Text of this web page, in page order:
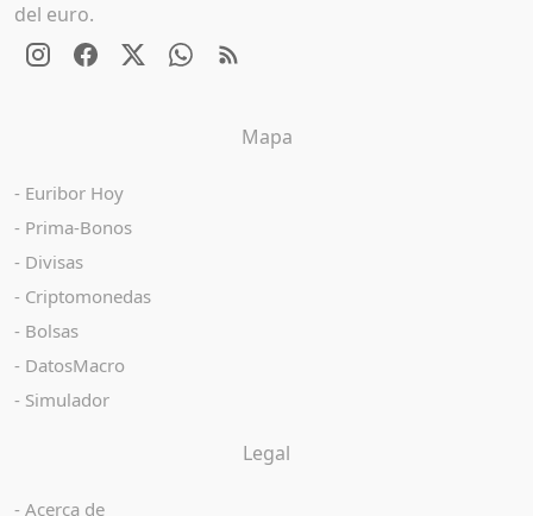
Mapa
Euribor Hoy
Prima-Bonos
Divisas
Criptomonedas
Bolsas
DatosMacro
Simulador
Legal
Acerca de
del euro.